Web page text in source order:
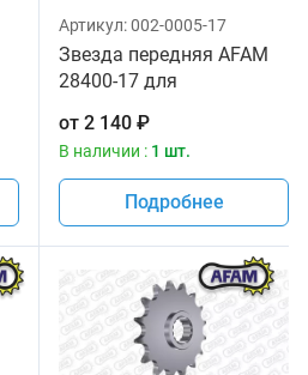
Артикул:002-0005-17
Звезда передняя AFAM
28400-17 для
от 2 140 ₽
В наличии : 1 шт.
Подробнее